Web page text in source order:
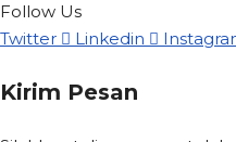
Follow Us
Twitter
Linkedin
Kirim Pesan